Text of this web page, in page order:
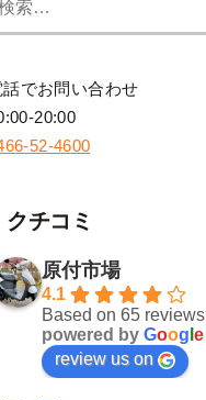
話でお問い合わせ
20:00
52-4600
クチコミ
原付市場
4.1
Based on 65 reviews
powered by Goog e
review us on